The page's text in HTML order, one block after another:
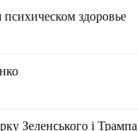
здоровье
Зеленського і Трампа